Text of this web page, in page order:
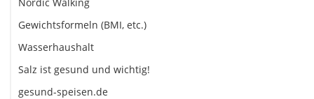
Gewichtsformeln (BMI, etc.)
Wasserhaushalt
Salz ist gesund und wichtig!
gesund-speisen.de